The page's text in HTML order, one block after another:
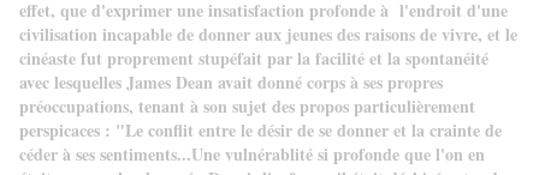
effet, que d'exprimer une insatisfaction profonde à l'endroit d'une
civilisation incapable de donner aux jeunes des raisons de vivre, et le
cinéaste fut proprement stupéfait par la facilité et la spontanéité
avec lesquelles James Dean avait donné corps à ses propres
préoccupations, tenant à son sujet des propos particulièrement
perspicaces : "Le conflit entre le désir de se donner et la crainte de
céder à ses sentiments...Une vulnérablité si profonde que l'on en